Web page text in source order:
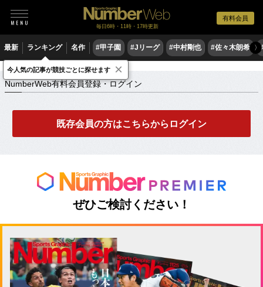
有料会員
毎日6時・11時・17時更新
最新 ランキング 名作 #甲子園 #Jリーグ #中村剛也 #佐々木朗希 〉
NumberWeb有料会員登録・ログイン
NumberWeb有料会員登録・ログイン
既存会員の方はこちらからログイン
ぜひご検討ください！
今人気の記事が競技ごとに探せます ×